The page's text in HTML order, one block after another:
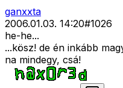
ganxxta
2006.01.03. 14:20#1026
he-he...
...kösz! de én inkább
na mindegy, csá!